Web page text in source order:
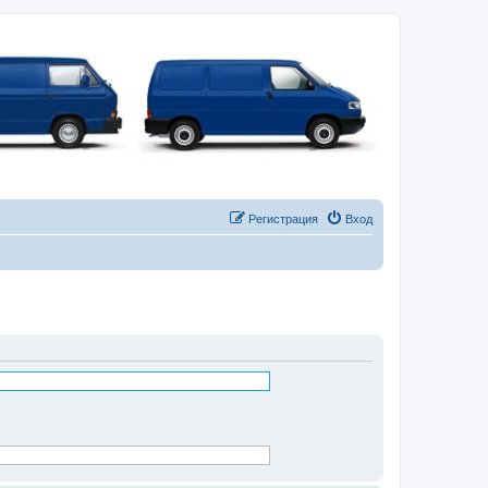
Вход
Регистрация